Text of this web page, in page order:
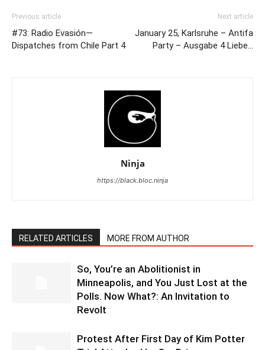
Previous article
#73: Radio Evasión—
Dispatches from Chile Part 4
Next article
January 25, Karlsruhe – Antifa
Party – Ausgabe 4 Liebe…
Ninja
https://black.bloc.ninja
RELATED ARTICLES MORE FROM AUTHOR
So, You’re an Abolitionist in
Minneapolis, and You Just Lost at the
Polls. Now What?: An Invitation to
Revolt
Protest After First Day of Kim Potter